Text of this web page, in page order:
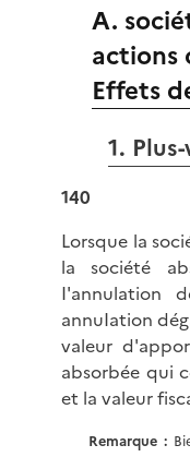
A.
actions
Effets
1.
140
Lorsque la
la société
I'annulation
annuIation
valeur
absorbée qui
et la valeur
Remarque :